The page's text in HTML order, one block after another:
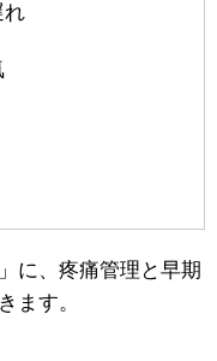
れ
に、疼痛管理と早期
ます。